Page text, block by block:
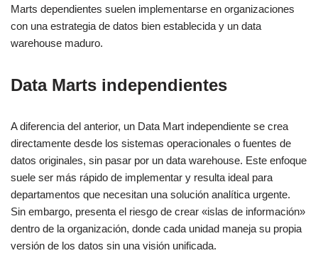
Marts dependientes suelen implementarse en organizaciones
con una estrategia de datos bien establecida y un data
warehouse maduro.
Data Marts independientes
A diferencia del anterior, un Data Mart independiente se crea
directamente desde los sistemas operacionales o fuentes de
datos originales, sin pasar por un data warehouse. Este enfoque
suele ser más rápido de implementar y resulta ideal para
departamentos que necesitan una solución analítica urgente.
Sin embargo, presenta el riesgo de crear «islas de información»
dentro de la organización, donde cada unidad maneja su propia
versión de los datos sin una visión unificada.